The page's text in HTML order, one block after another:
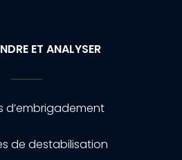
ET ANALYSER
d’embrigadement
de destabilisation